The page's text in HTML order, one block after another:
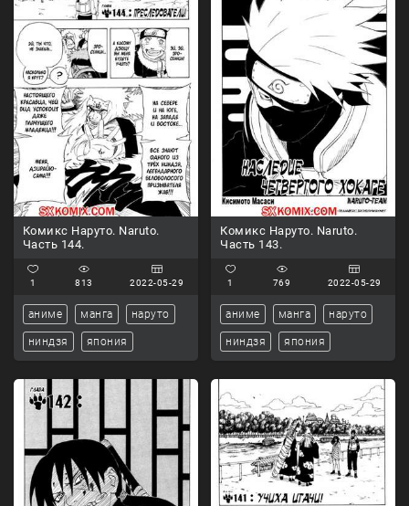
Комикс Наруто. Naruto.
Часть 144.
1 813 2022-05-29
аниме манга наруто
ниндзя япония
Комикс Наруто. Naruto.
Часть 143.
1 769 2022-05-29
аниме манга наруто
ниндзя япония